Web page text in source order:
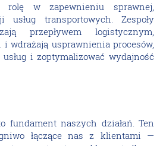
rolę w zapewnieniu sprawnej,
usług transportowych. Zespoły
przepływem logistycznym,
i wdrażają usprawnienia procesów,
i zoptymalizować wydajność
fundament naszych działań. Ten
łączące nas z klientami —